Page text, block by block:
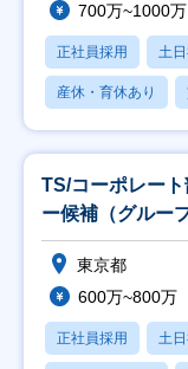
700万~1000万
正社員採用 土
産休・育休あり
TS/コーポレー
ー候補（グルー
東京都
600万~800万
正社員採用 土